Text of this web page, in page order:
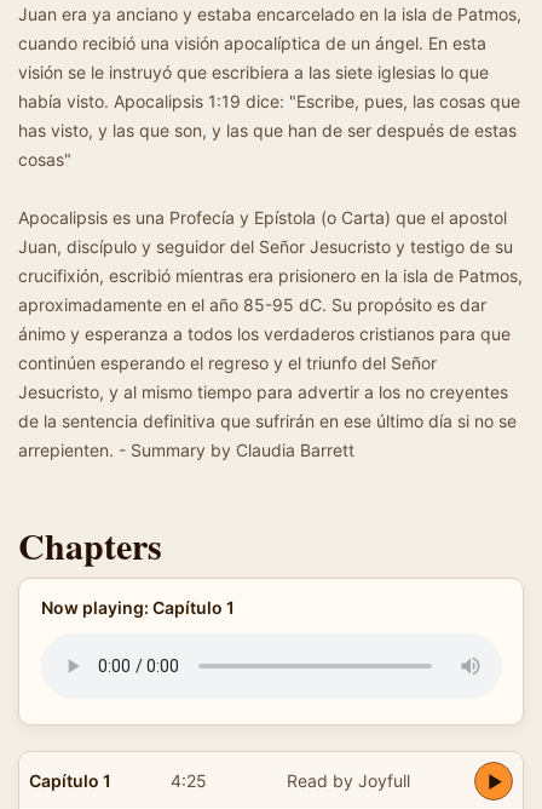
Juan era ya anciano y estaba encarcelado en la isla de Patmos,
cuando recibió una visión apocalíptica de un ángel. En esta
visión se le instruyó que escribiera a las siete iglesias lo que
había visto. Apocalipsis 1:19 dice: "Escribe, pues, las cosas que
has visto, y las que son, y las que han de ser después de estas
cosas"
Apocalipsis es una Profecía y Epístola (o Carta) que el apostol
Juan, discípulo y seguidor del Señor Jesucristo y testigo de su
crucifixión, escribió mientras era prisionero en la isla de Patmos,
aproximadamente en el año 85-95 dC. Su propósito es dar
ánimo y esperanza a todos los verdaderos cristianos para que
continúen esperando el regreso y el triunfo del Señor
Jesucristo, y al mismo tiempo para advertir a los no creyentes
de la sentencia definitiva que sufrirán en ese último día si no se
arrepienten. - Summary by Claudia Barrett
Chapters
Now playing: Capítulo 1
Capítulo 1 4:25 Read by Joyfull